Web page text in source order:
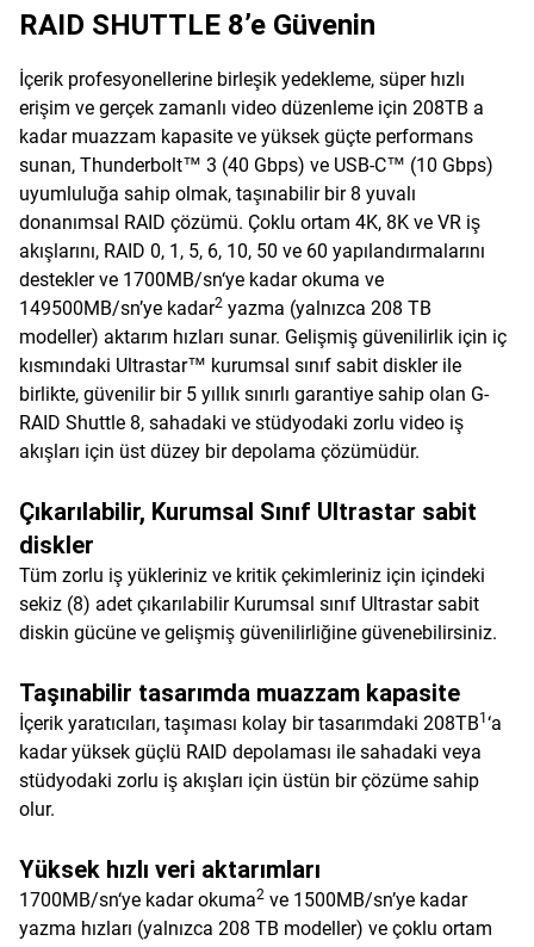
RAID SHUTTLE 8’e Güvenin
İçerik profesyonellerine birleşik yedekleme, süper hızlı
erişim ve gerçek zamanlı video düzenleme için 208TB a
kadar muazzam kapasite ve yüksek güçte performans
sunan, Thunderbolt™ 3 (40 Gbps) ve USB-C™ (10 Gbps)
uyumluluğa sahip olmak, taşınabilir bir 8 yuvalı
donanımsal RAID çözümü. Çoklu ortam 4K, 8K ve VR iş
akışlarını, RAID 0, 1, 5, 6, 10, 50 ve 60 yapılandırmalarını
destekler ve 1700MB/sn‘ye kadar okuma ve
149500MB/sn’ye kadar2 yazma (yalnızca 208 TB
modeller) aktarım hızları sunar. Gelişmiş güvenilirlik için iç
kısmındaki Ultrastar™ kurumsal sınıf sabit diskler ile
birlikte, güvenilir bir 5 yıllık sınırlı garantiye sahip olan G-
RAID Shuttle 8, sahadaki ve stüdyodaki zorlu video iş
akışları için üst düzey bir depolama çözümüdür.
Çıkarılabilir, Kurumsal Sınıf Ultrastar sabit
diskler
Tüm zorlu iş yükleriniz ve kritik çekimleriniz için içindeki
sekiz (8) adet çıkarılabilir Kurumsal sınıf Ultrastar sabit
diskin gücüne ve gelişmiş güvenilirliğine güvenebilirsiniz.
Taşınabilir tasarımda muazzam kapasite
İçerik yaratıcıları, taşıması kolay bir tasarımdaki 208TB1 ‘a
kadar yüksek güçlü RAID depolaması ile sahadaki veya
stüdyodaki zorlu iş akışları için üstün bir çözüme sahip
olur.
Yüksek hızlı veri aktarımları
1700MB/sn‘ye kadar okuma2 ve 1500MB/sn’ye kadar
yazma hızları (yalnızca 208 TB modeller) ve çoklu ortam